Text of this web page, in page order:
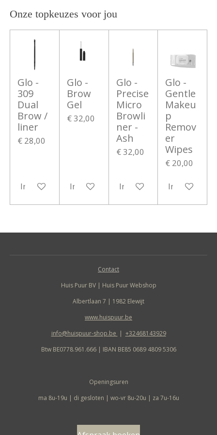
Onze topkeuzes voor jou
Glo -
309
Dual
Brow /
liner
€ 28,00
In winkelwagen
Glo -
Brow
Gel
€ 32,00
In winkelwagen
Glo -
Precise
Micro
Browli
ner -
Ash
€ 32,00
In winkelwagen
Glo -
Gentle
Makeu
p
Remov
er
Wipes
€ 20,00
In
Contact
Huis Puur BV | Huis Puur Webshop
Albertlaan 7 | 1982 Elewijt
www.huispuur.be
info@huispuur-shop.be | +32468143929
Btw BE0778.961.666 | IBAN BE85 0689 4809 5306
Openingsuren
ma 8u-19u | di gesloten | wo-vr 8u-20u | za 7u-16u